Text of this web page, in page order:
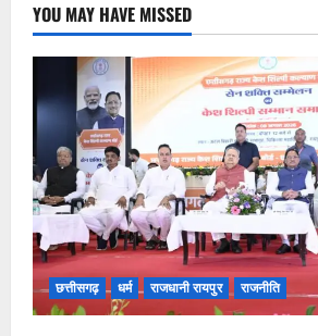
YOU MAY HAVE MISSED
छत्तीसगढ़ धर्म राजधानी रायपुर राजनीति